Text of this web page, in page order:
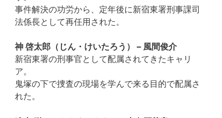
事件解決の功労から、定年後に新宿東署刑事課司
法係長として再任用された。
神 啓太郎（じん・けいたろう） – 風間俊介
新宿東署の刑事官として配属されてきたキャリ
ア。
鬼塚の下で捜査の現場を学んで来る目的で配属さ
れた。